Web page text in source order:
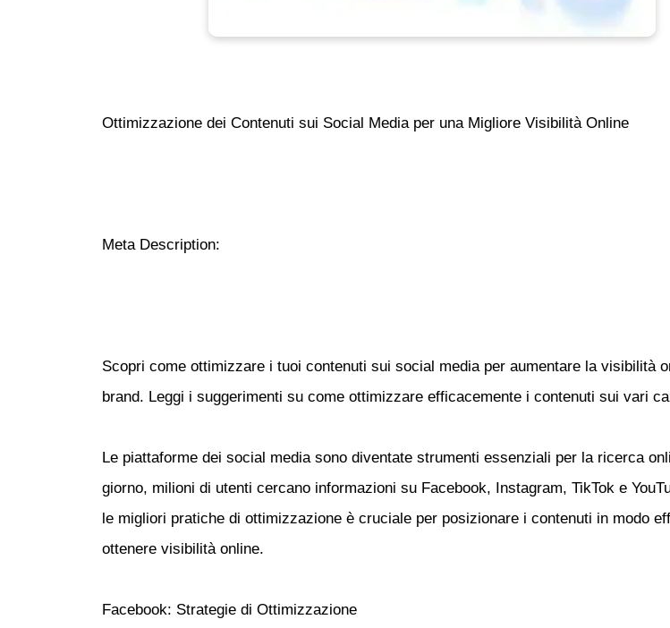
Ottimizzazione dei Contenuti sui Social Media per una Migliore Visibilità Online
Meta Description:
Scopri come ottimizzare i tuoi contenuti sui social media per aumentare la visibilità
brand. Leggi i suggerimenti su come ottimizzare efficacemente i contenuti sui vari
Le piattaforme dei social media sono diventate strumenti essenziali per la ricerca
giorno, milioni di utenti cercano informazioni su Facebook, Instagram, TikTok e
le migliori pratiche di ottimizzazione è cruciale per posizionare i contenuti in modo
ottenere visibilità online.
Facebook: Strategie di Ottimizzazione